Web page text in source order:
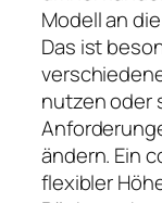
Modell an
Das ist
nutzen oder
ändern. Ein
flexibler